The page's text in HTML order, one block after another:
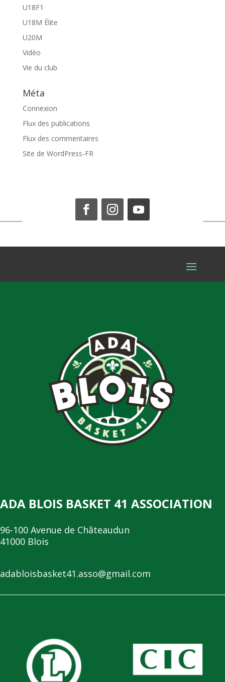
U18F1
U18M Élite
U20M
Vidéo
Vie du club
Méta
Connexion
Flux des publications
Flux des commentaires
Site de WordPress-FR
ADA BLOIS BASKET 41 ASSOCIATION
96-100 Avenue de Châteaudun
41000 Blois
adabloisbasket41.asso@gmail.com